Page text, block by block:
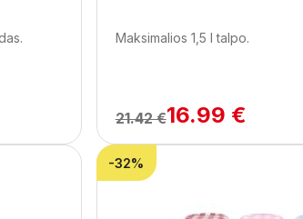
Maksimalios 1,5 l talpo.
21.42 €16.99 €
-32%